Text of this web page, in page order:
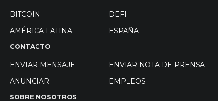
BITCOIN
DEFI
AMÉRICA LATINA
ESPAÑA
CONTACTO
ENVIAR MENSAJE
ENVIAR NOTA DE PRENSA
ANUNCIAR
EMPLEOS
SOBRE NOSOTROS